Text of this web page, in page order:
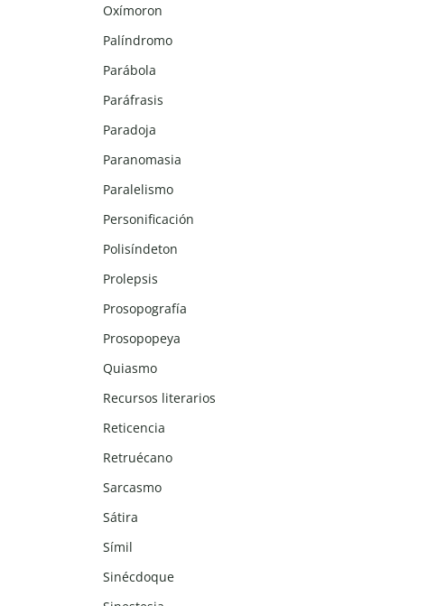
Oxímoron
Palíndromo
Parábola
Paráfrasis
Paradoja
Paranomasia
Paralelismo
Personificación
Polisíndeton
Prolepsis
Prosopografía
Prosopopeya
Quiasmo
Recursos literarios
Reticencia
Retruécano
Sarcasmo
Sátira
Símil
Sinécdoque